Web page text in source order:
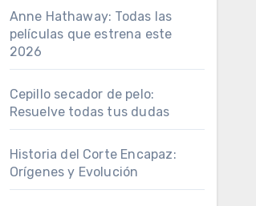
Anne Hathaway: Todas las
películas que estrena este
2026
Cepillo secador de pelo:
Resuelve todas tus dudas
Historia del Corte Encapaz:
Orígenes y Evolución